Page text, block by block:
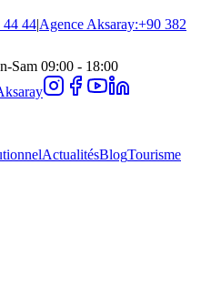
44 44|Agence Aksaray:+90 382
Sam 09:00 - 18:00
ActualitésBlogTourisme